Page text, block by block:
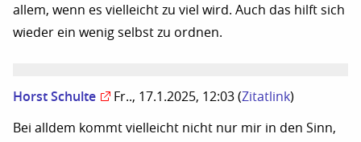
allem, wenn es vielleicht zu viel wird. Auch das hilft sich
wieder ein wenig selbst zu ordnen.
Horst Schulte Fr.., 17.1.2025, 12:03 (Zitatlink)
Bei alldem kommt vielleicht nicht nur mir in den Sinn,